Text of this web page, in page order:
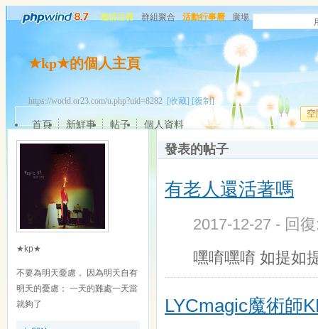
邀請注冊 群組聚合 活動行事曆 廣場
★kp★的個人主頁
https://world.or23.com/u.php?uid=8282 [收藏] [復制]
空
首頁 新鮮事 帖子 個人資料
★kp★
不要為明天憂慮， 因為明天自有
明天的憂慮； 一天的難處一天當
就夠了
發表的帖子
有老人還活著嗎
2017-12-27 - 回
嘿唷嘿唷 如提如
LYCmagic魔術師